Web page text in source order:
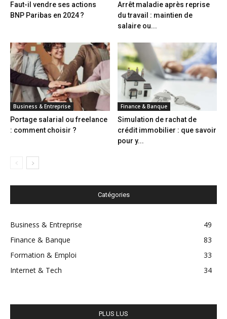
Faut-il vendre ses actions
BNP Paribas en 2024 ?
Arrêt maladie après reprise
du travail : maintien de
salaire ou...
Business & Entreprise
Portage salarial ou freelance
: comment choisir ?
Finance & Banque
Simulation de rachat de
crédit immobilier : que savoir
pour y...
Catégories
Business & Entreprise
49
Finance & Banque
83
Formation & Emploi
33
Internet & Tech
34
PLUS LUS